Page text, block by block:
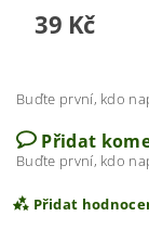
39 Kč
Buďte první, kdo
Přidat
Buďte první, kdo
Přidat